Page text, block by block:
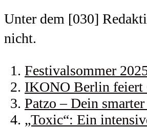
Unter dem [030]
nicht.
Festivalsommer
IKONO Berlin feiert
Patzo – Dein
„Toxic“: Ein